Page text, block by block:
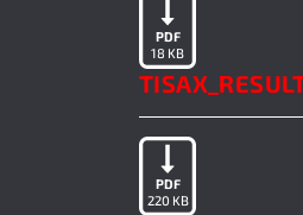
PDF
18 KB
PDF
220 KB